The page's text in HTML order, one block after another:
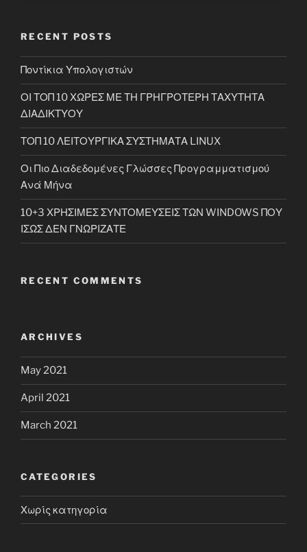
RECENT POSTS
Ποντίκια Υπολογιστών
ΟΙ ΤΟΠ 10 ΧΩΡΕΣ ΜΕ ΤΗ ΓΡΗΓΡΟΤΕΡΗ ΤΑΧΥΤΗΤΑ
ΔΙΑΔΙΚΤΥΟΥ
ΤΟΠ 10 ΛΕΙΤΟΥΡΓΙΚΑ ΣΥΣΤΗΜΑΤΑ LINUX
Οι Πιο Διαδεδομένες Γλώσσες Προγραμματισμού
Ανά Μήνα
10+3 ΧΡΗΣΙΜΕΣ ΣΥΝΤΟΜΕΥΣΕΙΣ ΤΩΝ WINDOWS ΠΟΥ
ΙΣΩΣ ΔΕΝ ΓΝΩΡΙΖΑΤΕ
RECENT COMMENTS
ARCHIVES
May 2021
April 2021
March 2021
CATEGORIES
Χωρίς κατηγορία